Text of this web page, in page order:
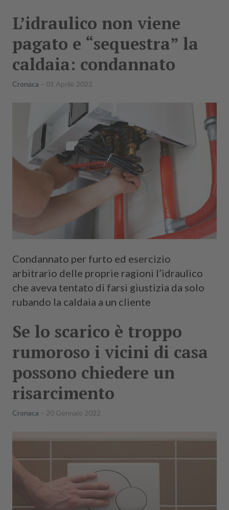
L’idraulico non viene
pagato e “sequestra” la
caldaia: condannato
Cronaca 01 Aprile 2022
Condannato per furto ed esercizio
arbitrario delle proprie ragioni l’idraulico
che aveva tentato di farsi giustizia da solo
rubando la caldaia a un cliente
Se lo scarico è troppo
rumoroso i vicini di casa
possono chiedere un
risarcimento
Cronaca 20 Gennaio 2022